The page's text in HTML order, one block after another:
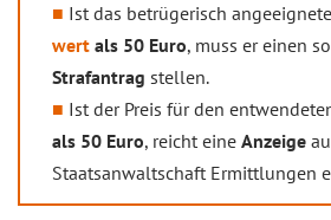
Ist das betrügerisch
wert als 50 Euro, muss er einen
Strafantrag stellen.
Ist der Preis für den
als 50 Euro, reicht eine Anzeige
Staatsanwaltschaft Ermittlungen